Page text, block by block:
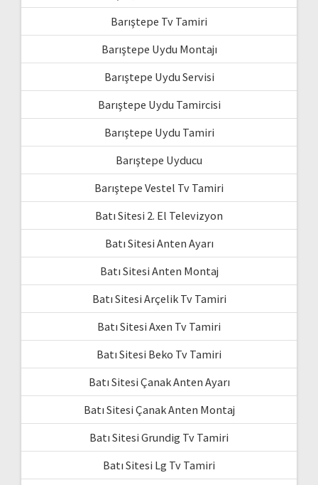
Barıştepe Tv Tamiri
Barıştepe Uydu Montajı
Barıştepe Uydu Servisi
Barıştepe Uydu Tamircisi
Barıştepe Uydu Tamiri
Barıştepe Uyducu
Barıştepe Vestel Tv Tamiri
Batı Sitesi 2. El Televizyon
Batı Sitesi Anten Ayarı
Batı Sitesi Anten Montaj
Batı Sitesi Arçelik Tv Tamiri
Batı Sitesi Axen Tv Tamiri
Batı Sitesi Beko Tv Tamiri
Batı Sitesi Çanak Anten Ayarı
Batı Sitesi Çanak Anten Montaj
Batı Sitesi Grundig Tv Tamiri
Batı Sitesi Lg Tv Tamiri